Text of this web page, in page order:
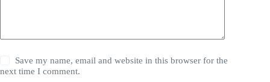
Save my name, email and website in this browser for the
next time I comment.